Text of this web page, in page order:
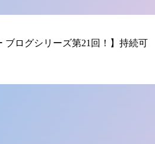
ブログシリーズ第21回！】持続可